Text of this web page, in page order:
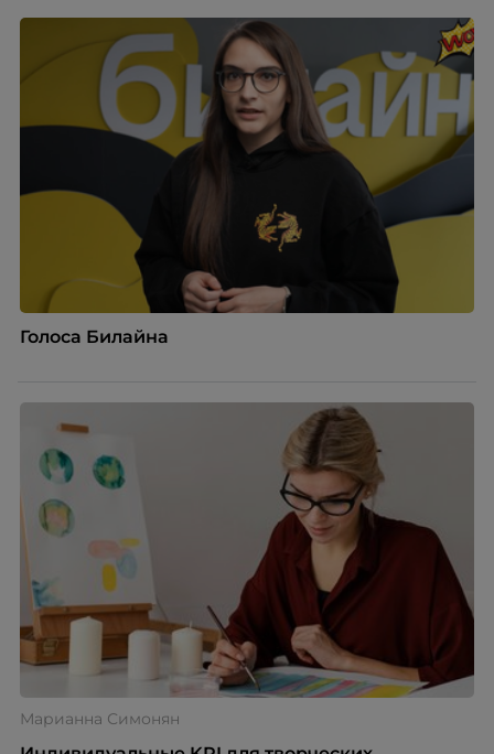
Голоса Билайна
Марианна Симонян